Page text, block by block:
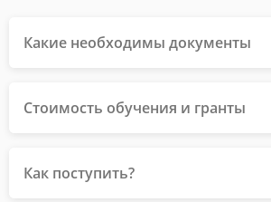
Какие необходимы документы
Стоимость обучения и гранты
Как поступить?